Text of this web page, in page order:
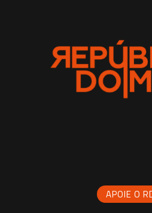
APOIE O